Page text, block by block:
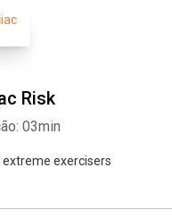
Risk
03min
exercisers